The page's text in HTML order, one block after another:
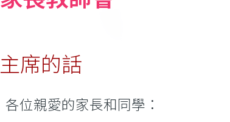
主席的話
各位親愛的家長和同學：